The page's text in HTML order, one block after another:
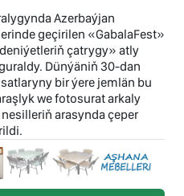
Azerbaýjan
geçirilen «GabalaFest»
çatrygy» atly
Dünýäniň 30-dan
bir ýere jemlän bu
we fotosurat arkaly
arasynda çeper